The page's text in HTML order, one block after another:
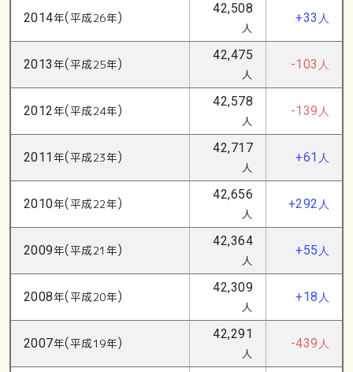
2014年(平成26年)
42,508
人
+33 人
2013年(平成25年)
42,475
人
-103 人
2012年(平成24年)
42,578
人
-139 人
2011 年(平成23年)
42,717
人
+61 人
2010年(平成22年)
42,656
人
+292 人
2009年(平成21年)
42,364
人
+55 人
2008年(平成20年)
42,309
人
+18 人
2007年(平成19年)
42,291
人
-439 人